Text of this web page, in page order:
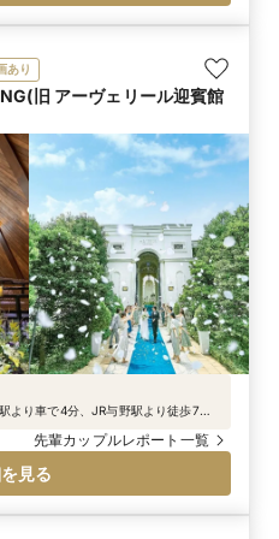
あり
旧 アーヴェリール迎賓館
より車で4分、JR与野駅より徒歩7分
ございます(ご婚礼の状況により運行は
先輩カップルレポート一覧
見る